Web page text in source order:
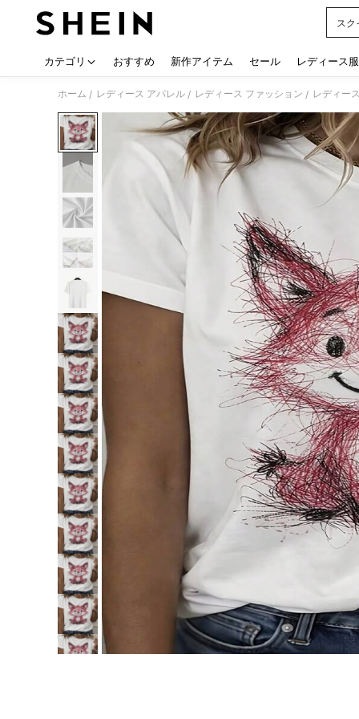
スク
カテゴリ おすすめ 新作アイテム セール レディース服
ホーム / レディース アパレル / レディース ファッション / レディー